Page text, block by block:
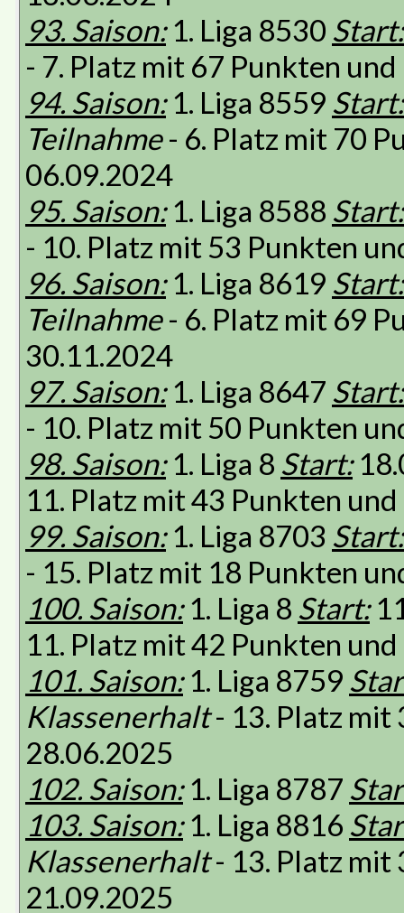
93. Saison:1. Liga 8530 Start:
- 7. Platz mit 67 Punkten
94. Saison:1. Liga 8559 Start:
Teilnahme- 6. Platz mit 70
06.09.2024
95. Saison:1. Liga 8588 Start:
- 10. Platz mit 53 Punkten
96. Saison:1. Liga 8619 Start:
Teilnahme- 6. Platz mit 69
30.11.2024
97. Saison:1. Liga 8647 Start:
- 10. Platz mit 50 Punkten
98. Saison:1. Liga 8 Start:
11. Platz mit 43 Punkten
99. Saison:1. Liga 8703 Start:
- 15. Platz mit 18 Punkten
100. Saison:1. Liga 8 Start:
11. Platz mit 42 Punkten
101. Saison:1. Liga 8759
Klassenerhalt- 13. Platz mit
28.06.2025
102. Saison:1. Liga 8787
103. Saison:1. Liga 8816
Klassenerhalt- 13. Platz mit
21.09.2025